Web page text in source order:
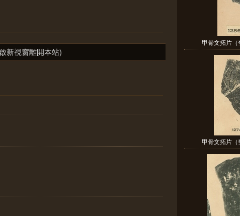
新視窗離開本站)
甲骨文拓片（
甲骨文拓片（